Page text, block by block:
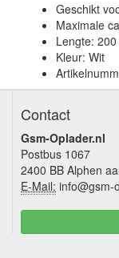
Geschikt
Maximale
Lengte: 200
Kleur: Wit
Contact
Gsm-Oplader.nl
Postbus 1067
2400 BB Alphen
E-Mail: info@gsm-